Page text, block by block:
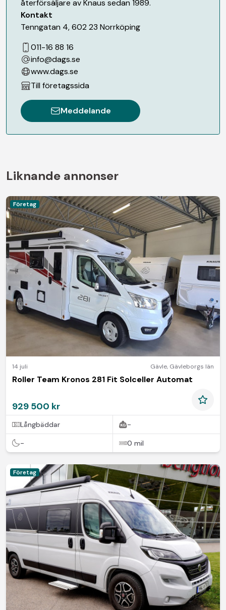
återförsäljare av Knaus sedan 1989.
Kontakt
Tenngatan 4,602 23 Norrköping
011-16 88 16
info@dags.se
www.dags.se
Till företagssida
Meddelande
Liknande annonser
Företag
14 juli Gävle, Gävleborgs län
Roller Team Kronos 281 Fit Solceller Automat
929 500 kr
Långbäddar -
- 0 mil
Företag